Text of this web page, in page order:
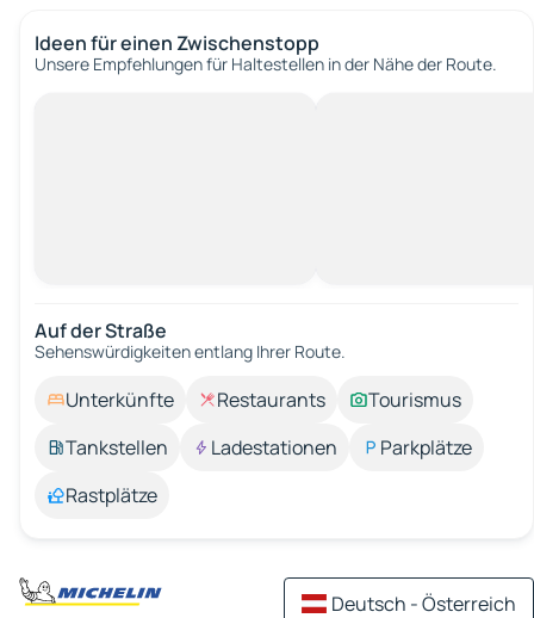
Ideen für einen Zwischenstopp
Unsere Empfehlungen für Haltestellen in der Nähe der Route.
Auf der Straße
Sehenswürdigkeiten entlang Ihrer Route.
Unterkünfte Restaurants
Tourismus
Tankstellen
Ladestationen
Parkplätze
Rastplätze
Deutsch - Österreich